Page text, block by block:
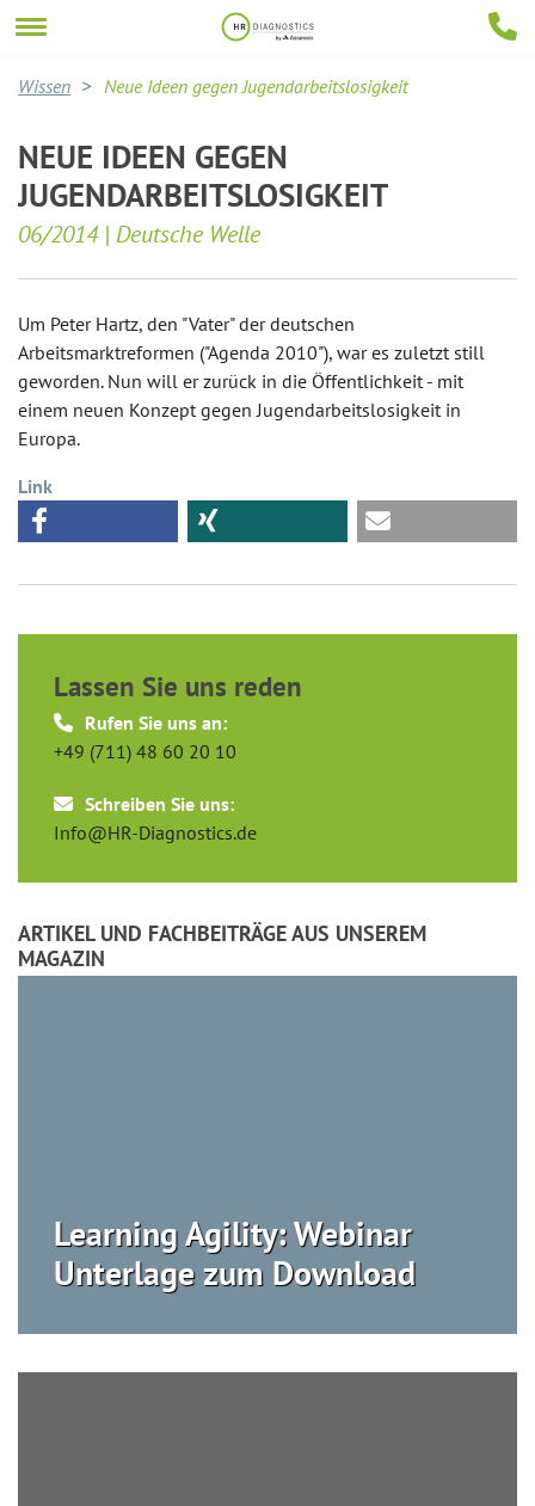
Wissen Neue Ideen gegen Jugendarbeitslosigkeit
NEUE IDEEN GEGEN
JUGENDARBEITSLOSIGKEIT
06/2014 | Deutsche Welle
Um Peter Hartz, den "Vater" der deutschen
Arbeitsmarktreformen ("Agenda 2010"), war es zuletzt still
geworden. Nun will er zurück in die Öffentlichkeit - mit
einem neuen Konzept gegen Jugendarbeitslosigkeit in
Europa.
Link
Lassen Sie uns reden
Rufen Sie uns an:
+49 (711) 48 60 20 10
Schreiben Sie uns:
Info@HR-Diagnostics.de
ARTIKEL UND FACHBEITRÄGE AUS UNSEREM
MAGAZIN
Learning Agility: Webinar
Unterlage zum Download